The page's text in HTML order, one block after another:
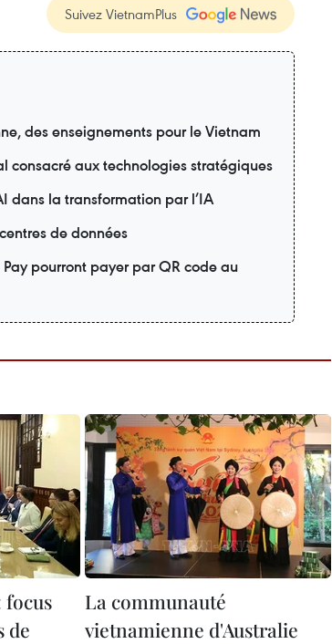
Suivez VietnamPlus
des enseignements pour le Vietnam
consacré aux technologies stratégiques
dans la transformation par l’IA
de données
pourront payer par QR code au
de
La communauté
vietnamienne d'Australie